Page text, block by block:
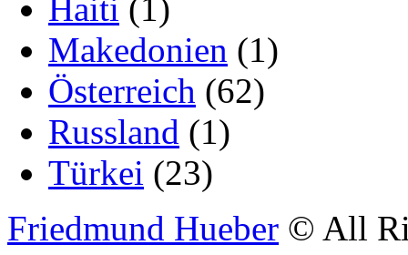
Haiti (1)
Makedonien (1)
Österreich (62)
Russland (1)
Türkei (23)
Friedmund Hueber © All